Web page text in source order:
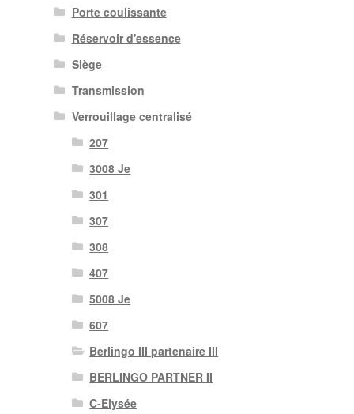
Porte coulissante
Réservoir d'essence
Siège
Transmission
Verrouillage centralisé
207
3008 Je
301
307
308
407
5008 Je
607
Berlingo III partenaire III
BERLINGO PARTNER II
C-Elysée